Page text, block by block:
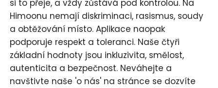
si to přeje, a vždy zůstává pod kontrolou. Na
Himoonu nemají diskriminaci, rasismus, soudy
a obtěžování místo. Aplikace naopak
podporuje respekt a toleranci. Naše čtyři
základní hodnoty jsou inkluzivita, smělost,
autenticita a bezpečnost. Neváhejte a
navštivte naše 'o nás' na stránce se dozvíte